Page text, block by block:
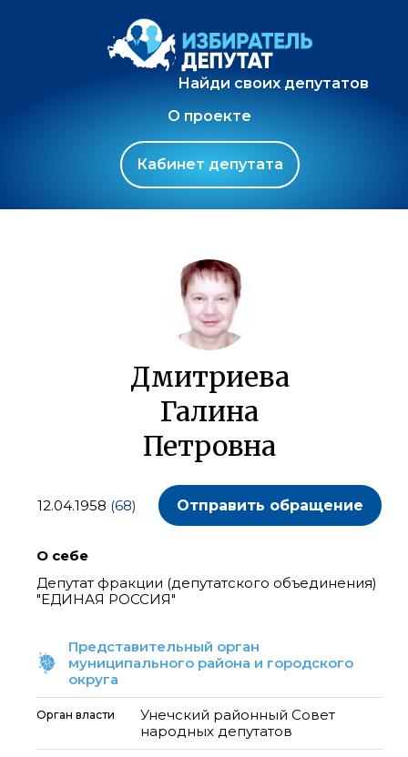
Найди своих депутатов
О проекте
Кабинет депутата
Дмитриева
Галина
Петровна
12.04.1958 (68) Отправить обращение
О себе
Депутат фракции (депутатского объединения)
"ЕДИНАЯ РОССИЯ"
Представительный орган
муниципального района и городского
округа
Орган власти
Унечский районный Совет
народных депутатов